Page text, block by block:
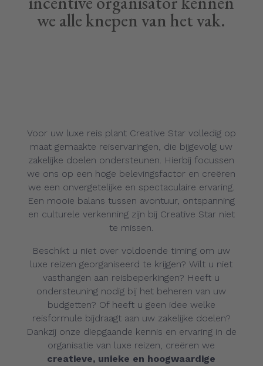
we alle knepen van het vak.
Voor uw luxe reis plant Creative Star volledig op
maat gemaakte reiservaringen, die bijgevolg uw
zakelijke doelen ondersteunen. Hierbij focussen
we ons op een hoge belevingsfactor en creëren
we een onvergetelijke en spectaculaire ervaring.
Een mooie balans tussen avontuur, ontspanning
en culturele verkenning zijn bij Creative Star niet
te missen.
Beschikt u niet over voldoende timing om uw
luxe reizen georganiseerd te krijgen? Wilt u niet
vasthangen aan reisbeperkingen? Heeft u
ondersteuning nodig bij het beheren van uw
budgetten? Of heeft u geen idee welke
reisformule bijdraagt aan uw zakelijke doelen?
Dankzij onze diepgaande kennis en ervaring in de
organisatie van luxe reizen, creëren we
creatieve, unieke en hoogwaardige